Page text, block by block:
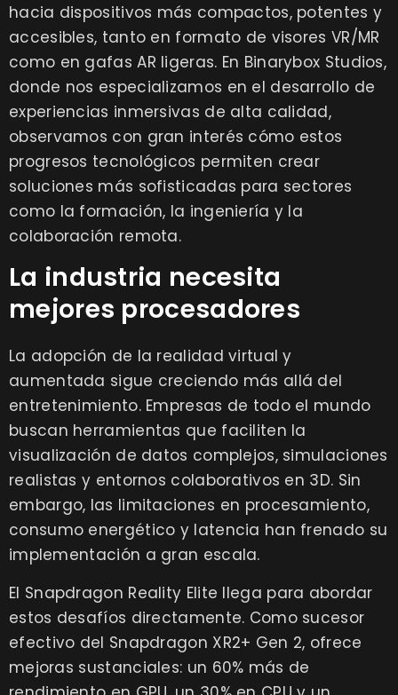
hacia dispositivos más compactos, potentes y
accesibles, tanto en formato de visores VR/MR
como en gafas AR ligeras. En Binarybox Studios,
donde nos especializamos en el desarrollo de
experiencias inmersivas de alta calidad,
observamos con gran interés cómo estos
progresos tecnológicos permiten crear
soluciones más sofisticadas para sectores
como la formación, la ingeniería y la
colaboración remota.
La industria necesita
mejores procesadores
La adopción de la realidad virtual y
aumentada sigue creciendo más allá del
entretenimiento. Empresas de todo el mundo
buscan herramientas que faciliten la
visualización de datos complejos, simulaciones
realistas y entornos colaborativos en 3D. Sin
embargo, las limitaciones en procesamiento,
consumo energético y latencia han frenado su
implementación a gran escala.
El Snapdragon Reality Elite llega para abordar
estos desafíos directamente. Como sucesor
efectivo del Snapdragon XR2+ Gen 2, ofrece
mejoras sustanciales: un 60% más de